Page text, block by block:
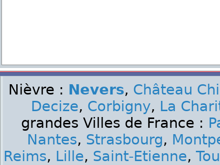
Nièvre : Nevers, Château
Decize, Corbigny, La
grandes Villes de France :
Nantes, Strasbourg,
Reims, Lille, Saint-Etienne,